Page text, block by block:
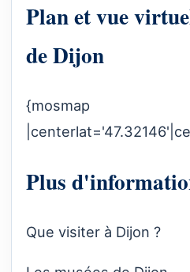
Plan et vue
de Dijon
{mosmap
Plus
Que visiter à Dijon ?